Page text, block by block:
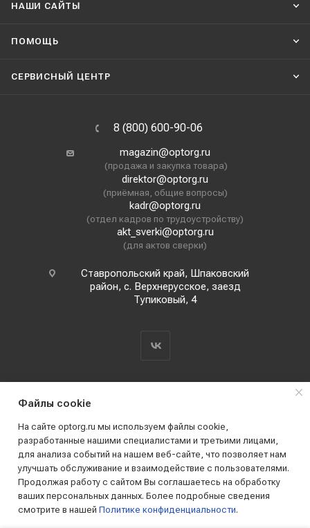
НАШИ CАЙТЫ
ПОМОЩЬ
СЕРВИСНЫЙ ЦЕНТР
8 (800) 600-90-06
magazin@optorg.ru
(продажа и закупка товара)
direktor@optorg.ru
(приёмная, общие вопросы)
kadr@optorg.ru
(отдел кадров по трудоустройству)
akt_sverki@optorg.ru
(для актов сверки)
Ставропольский край, Шпаковский
район, с. Верхнерусское, заезд
Тупиковый, 4
2019 - 2026 © АО КПК "Ставропольстройопторг"
Все права защищены
Файлы cookie
На сайте optorg.ru мы используем файлы cookie,
разработанные нашими специалистами и третьими лицами,
для анализа событий на нашем веб-сайте, что позволяет нам
улучшать обслуживание и взаимодействие с пользователями.
Продолжая работу с сайтом Вы соглашаетесь на обработку
ваших персональных данных. Более подробные сведения
смотрите в нашей Политике конфиденциальности.